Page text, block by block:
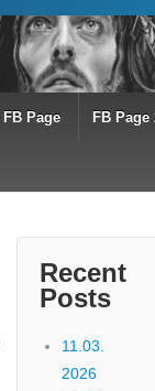
FB Page FB Page
Recent
Posts
11.03.
2026